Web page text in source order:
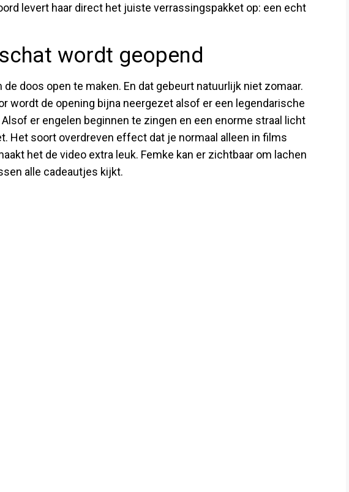
levert haar direct het juiste verrassingspakket op: een echt
wordt geopend
doos open te maken. En dat gebeurt natuurlijk niet zomaar.
wordt de opening bijna neergezet alsof er een legendarische
er engelen beginnen te zingen en een enorme straal licht
Het soort overdreven effect dat je normaal alleen in films
het de video extra leuk. Femke kan er zichtbaar om lachen
alle cadeautjes kijkt.